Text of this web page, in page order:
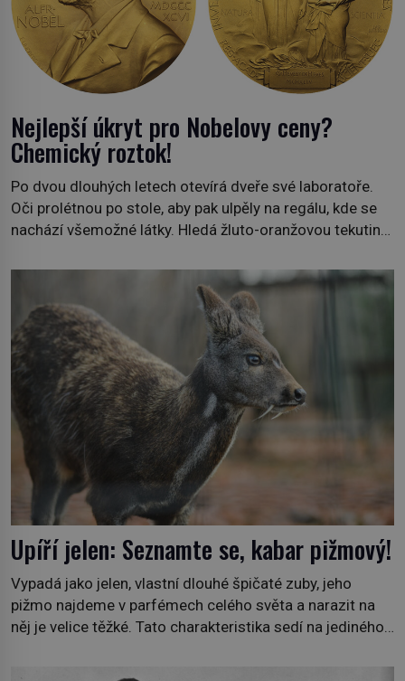
Nejlepší úkryt pro Nobelovy ceny?
Chemický roztok!
Po dvou dlouhých letech otevírá dveře své laboratoře.
Oči prolétnou po stole, aby pak ulpěly na regálu, kde se
nachází všemožné látky. Hledá žluto-oranžovou tekutinu,
plán dokončit. Pod termínem aqua regia se skrývá
směs s názvem lučavka královská. Svůj přídomek nemá
pro nic za nic, […]
Upíří jelen: Seznamte se, kabar pižmový!
Vypadá jako jelen, vlastní dlouhé špičaté zuby, jeho
pižmo najdeme v parfémech celého světa a narazit na
něj je velice těžké. Tato charakteristika sedí na jediného